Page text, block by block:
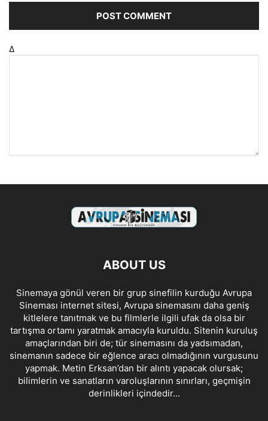
Δ
ABOUT US
Sinemaya gönül veren bir grup sinefilin kurduğu Avrupa
Sineması internet sitesi, Avrupa sinemasını daha geniş
kitlelere tanıtmak ve bu filmlerle ilgili ufak da olsa bir
tartışma ortamı yaratmak amacıyla kuruldu. Sitenin kuruluş
amaçlarından biri de; tür sinemasını da yadsımadan,
sinemanın sadece bir eğlence aracı olmadığının vurgusunu
yapmak. Metin Erksan’dan bir alıntı yapacak olursak;
bilimlerin ve sanatların varoluşlarının sınırları, geçmişin
derinlikleri içindedir…